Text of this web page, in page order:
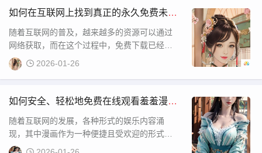
绍如何下载安装9 1视频极速版，让你能够轻松
如何在互联网上找到真正的永久免费未网
站下载资源？避免陷入收费陷阱和恶意软
件危机
随着互联网的普及，越来越多的资源可以通过
网络获取，而在这个过程中，免费下载已经成
为许多用户追求的目标。尤其是对于一些未网
站的下载需求，免费获取成为了许多用户的重
费 未网站下载”的平台，成为了大家关注的焦
选择合适的资源下
2026-01-26
如何安全、轻松地免费在线观看羞羞漫
画？你应该注意哪些问题？
随着互联网的发展，各种形式的娱乐内容涌
现，其中漫画作为一种便捷且受欢迎的形式，
逐渐吸引了大量年轻人。而在这其中，“羞羞漫